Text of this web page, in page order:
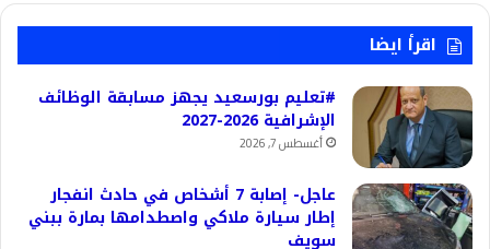
اقرأ ايضا
#تعليم بورسعيد يجهز مسابقة الوظائف
الإشرافية 2026-2027
أغسطس 7, 2026
عاجل- إصابة 7 أشخاص في حادث انفجار
إطار سيارة ملاكي واصطدامها بمارة ببني
سويف